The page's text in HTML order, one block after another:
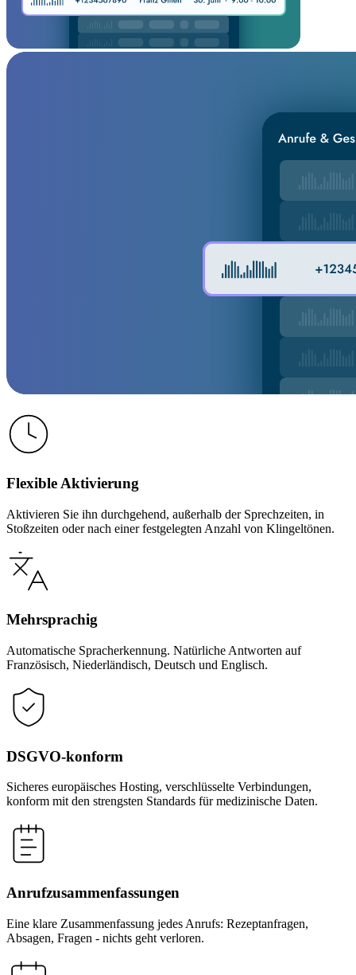
Flexible Aktivierung
Aktivieren Sie ihn durchgehend, außerhalb der Sprechzeiten, in
Stoßzeiten oder nach einer festgelegten Anzahl von Klingeltönen.
Mehrsprachig
Automatische Spracherkennung. Natürliche Antworten auf
Französisch, Niederländisch, Deutsch und Englisch.
DSGVO-konform
Sicheres europäisches Hosting, verschlüsselte Verbindungen,
konform mit den strengsten Standards für medizinische Daten.
Anrufzusammenfassungen
Eine klare Zusammenfassung jedes Anrufs: Rezeptanfragen,
Absagen, Fragen - nichts geht verloren.